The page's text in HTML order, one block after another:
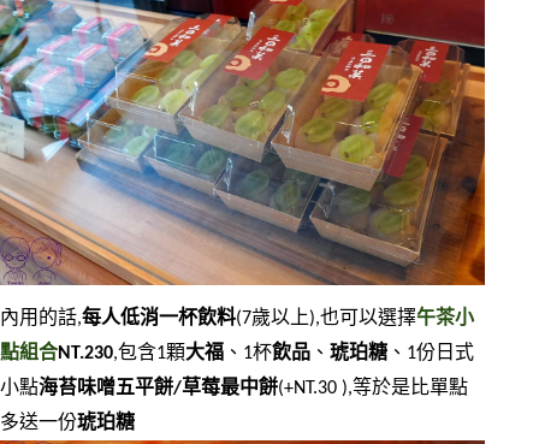
內用的話,每人低消一杯飲料(7歲以上),也可以選擇午茶小
點組合NT.230,包含1顆大福 、1杯飲品 、 琥珀糖 、1份日式
小點海苔味噌五平餅/草莓最中餅(+NT.30 ),等於是比單點
多送一份琥珀糖